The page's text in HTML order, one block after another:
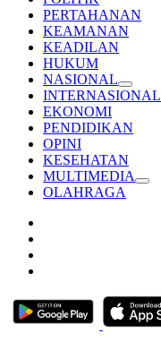
PERTAHANAN
KEAMANAN
KEADILAN
HUKUM
NASIONAL
INTERNASIONAL
EKONOMI
PENDIDIKAN
OPINI
KESEHATAN
MULTIMEDIA
OLAHRAGA